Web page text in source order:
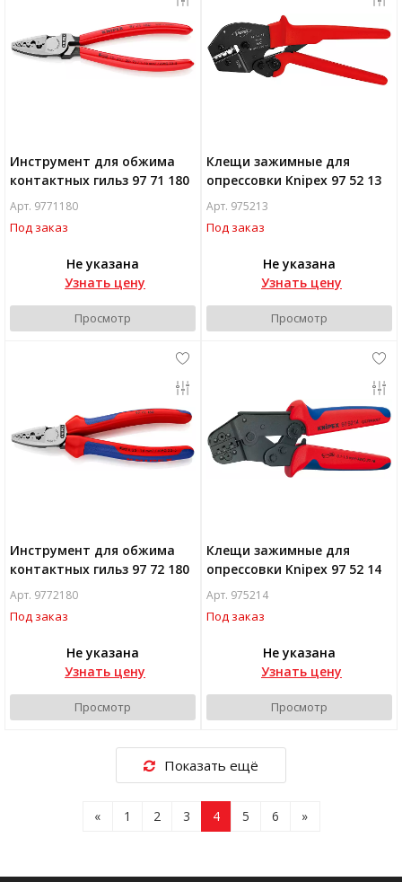
Инструмент для обжима
контактных гильз 97 71 180
Арт. 9771180
Под заказ
Не указана
Узнать цену
Просмотр
Клещи зажимные для
опрессовки Knipex 97 52 13
Арт. 975213
Под заказ
Не указана
Узнать цену
Просмотр
Инструмент для обжима
контактных гильз 97 72 180
Арт. 9772180
Под заказ
Не указана
Узнать цену
Просмотр
Клещи зажимные для
опрессовки Knipex 97 52 14
Арт. 975214
Под заказ
Не указана
Узнать цену
Просмотр
Показать ещё
« 1 2 3 4 5 6 »